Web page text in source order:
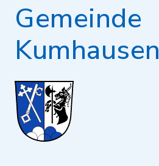
Gemeinde
Kumhausen